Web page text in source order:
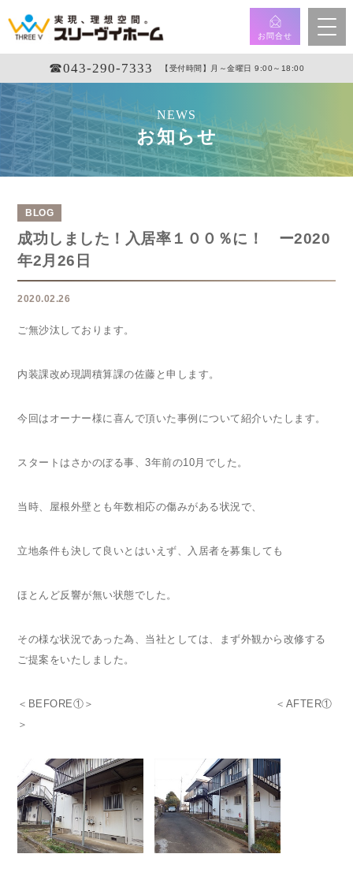
お問合せ
☎︎043-290-7333 【受付時間】月～金曜日 9:00～18:00
NEWS
お知らせ
BLOG
成功しました！入居率１００％に！ ー2020
年2月26日
2020.02.26
ご無沙汰しております。
内装課改め現調積算課の佐藤と申します。
今回はオーナー様に喜んで頂いた事例について紹介いたします。
スタートはさかのぼる事、3年前の10月でした。
当時、屋根外壁とも年数相応の傷みがある状況で、
立地条件も決して良いとはいえず、入居者を募集しても
ほとんど反響が無い状態でした。
その様な状況であった為、当社としては、まず外観から改修する
ご提案をいたしました。
＜BEFORE①＞ ＜AFTER①
＞